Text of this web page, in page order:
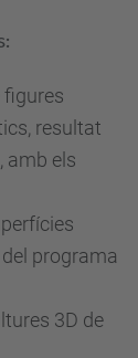
figures
resultat
amb els
programa
3D de